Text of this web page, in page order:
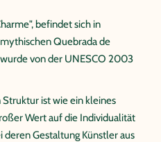
befindet sich in
Quebrada de
von der UNESCO 2003
ist wie ein kleines
Wert auf die Individualität
Gestaltung Künstler aus